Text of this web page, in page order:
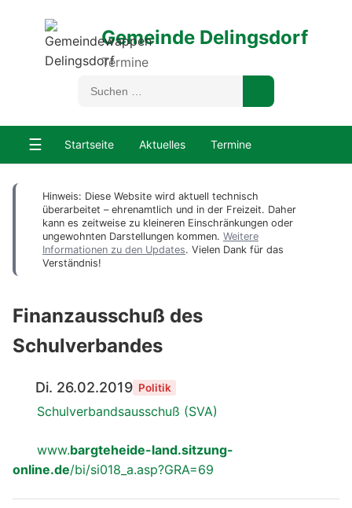
Gemeinde Delingsdorf
Termine
☰ Startseite Aktuelles Termine
Hinweis: Diese Website wird aktuell technisch
überarbeitet – ehrenamtlich und in der Freizeit. Daher
kann es zeitweise zu kleineren Einschränkungen oder
ungewohnten Darstellungen kommen. Weitere
Informationen zu den Updates. Vielen Dank für das
Verständnis!
Finanzausschuß des
Schulverbandes
Di. 26.02.2019 Politik
Schulverbandsausschuß (SVA)
www.bargteheide-land.sitzung-
online.de/bi/si018_a.asp?GRA=69